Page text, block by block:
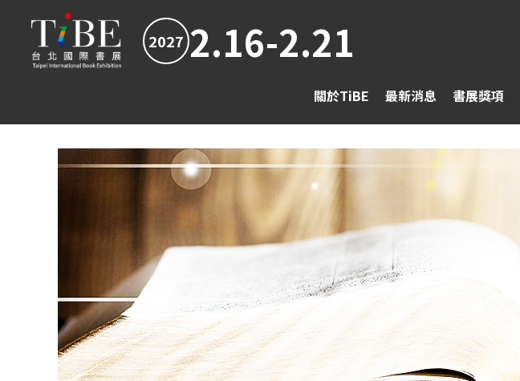
2027 2.16-2.21
關於TiBE 最新消息 書展獎項